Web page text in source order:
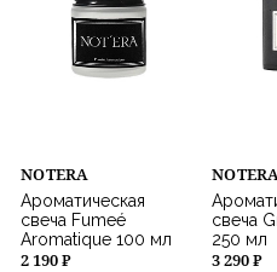
NOTERA
Ароматическая
свеча Fumeé
Aromatique 100 мл
2 190 ₽
свеча
250 мл
3 290 ₽